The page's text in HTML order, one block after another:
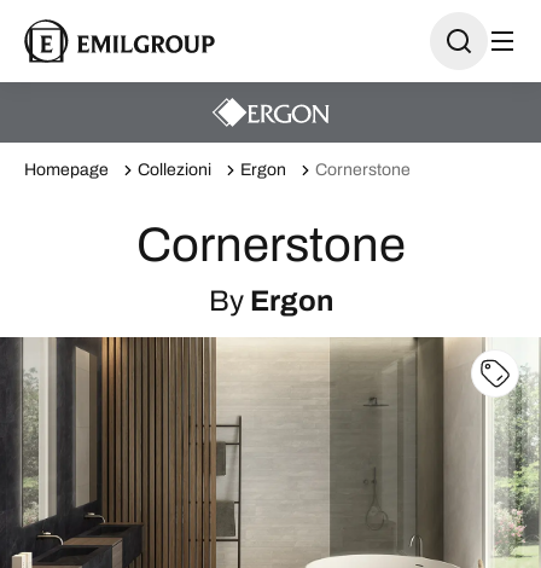
Homepage Collezioni Ergon Cornerstone
Cornerstone
By Ergon